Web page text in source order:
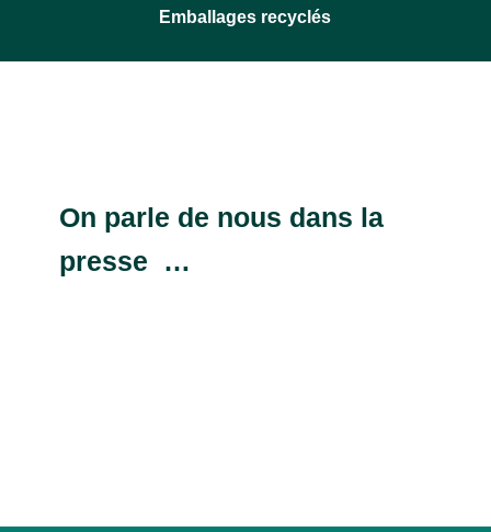
Emballages recyclés
On parle de nous dans la
presse …